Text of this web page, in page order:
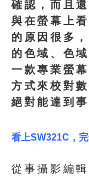
確認，而且
與在螢幕上
的原因很多
的色域、色
一款專業螢
方式來校對
絕對能達到
看上SW321C ，
從事攝影編